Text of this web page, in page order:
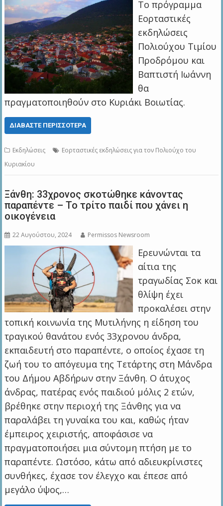
Το πρόγραμμα
Εορταστικές
εκδηλώσεις
Πολιούχου Τιμίου
Προδρόμου και
Βαπτιστή Ιωάννη
θα
πραγματοποιηθούν στο Κυριάκι Βοιωτίας.
ΔΙΑΒΆΣΤΕ ΠΕΡΙΣΣΌΤΕΡΑ
Εκδηλώσεις
Εορταστικές εκδηλώσεις για τον Πολιούχο του
Κυριακίου
Ξάνθη: 33χρονος σκοτώθηκε κάνοντας
παραπέντε – Το τρίτο παιδί που χάνει η
οικογένεια
22 Αυγούστου, 2024 Permissos Newsroom
Ερευνώνται τα
αίτια της
τραγωδίας Σοκ και
θλίψη έχει
προκαλέσει στην
τοπική κοινωνία της Μυτιλήνης η είδηση του
τραγικού θανάτου ενός 33χρονου άνδρα,
εκπαιδευτή στο παραπέντε, ο οποίος έχασε τη
ζωή του το απόγευμα της Τετάρτης στη Μάνδρα
του Δήμου Αβδήρων στην Ξάνθη. Ο άτυχος
άνδρας, πατέρας ενός παιδιού μόλις 2 ετών,
βρέθηκε στην περιοχή της Ξάνθης για να
παραλάβει τη γυναίκα του και, καθώς ήταν
έμπειρος χειριστής, αποφάσισε να
πραγματοποιήσει μια σύντομη πτήση με το
παραπέντε. Ωστόσο, κάτω από αδιευκρίνιστες
συνθήκες, έχασε τον έλεγχο και έπεσε από
μεγάλο ύψος,…